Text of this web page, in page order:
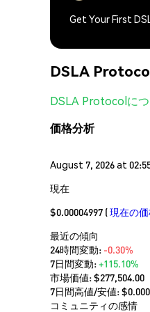
Get Your First
DSLA
DSLA Protocolに
価格分析
August 7, 2026 at
現在
$0.00004997 (現在の
最近の傾向
24時間変動: -0.30%
7日間変動:+115.10%
市場価値:$277,504.00
7日間高値/安値: $
コミュニティの感情